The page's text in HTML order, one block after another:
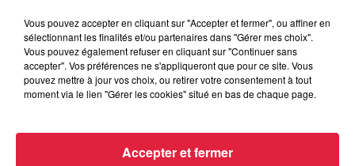
Madame, Monsieur, Ce 11 avril, à l'occasion du
cinquantième anniversaire (1969-2019) de l'album "In the
court of the Crimson King" de King Crimson, la faculté des
arts de Strasbourg propose un projet de concert hommage
reprenant l'intégralité de l'opus en live. Interprété par des
l'aboutissement d'un ensemble d'initiatives visant à faire
redécouvrir l'intérêt artistique et la portée historique de cette
Vous pouvez accepter en cliquant sur "Accepter et fermer", ou affiner en
sélectionnant les finalités et/ou partenaires dans "Gérer mes choix".
Vous pouvez également refuser en cliquant sur "Continuer sans
accepter". Vos préférences ne s'appliqueront que pour ce site. Vous
pouvez mettre à jour vos choix, ou retirer votre consentement à tout
moment via le lien "Gérer les cookies" situé en bas de chaque page.
Accepter et fermer